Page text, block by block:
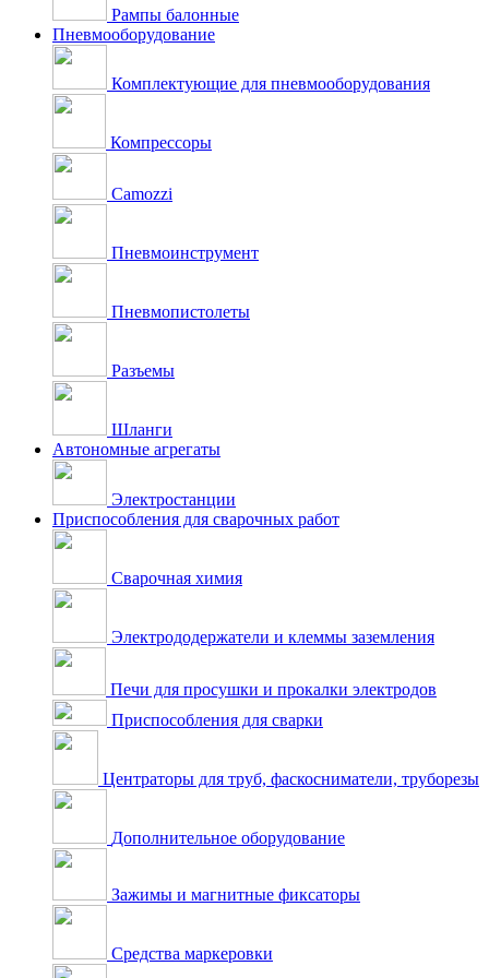
Рампы балонные
Пневмооборудование
Комплектующие для пневмооборудования
Компрессоры
Camozzi
Пневмоинструмент
Пневмопистолеты
Разъемы
Шланги
Автономные агрегаты
Электростанции
Приспособления для сварочных работ
Сварочная химия
Электрододержатели и клеммы заземления
Печи для просушки и прокалки электродов
Приспособления для сварки
Центраторы для труб, фаскосниматели, труборезы
Дополнительное оборудование
Зажимы и магнитные фиксаторы
Средства маркеровки